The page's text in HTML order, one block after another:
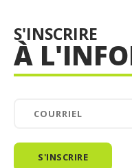
S'INSCRIRE
À